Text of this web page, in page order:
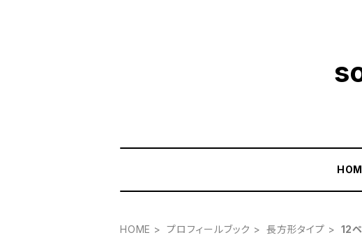
HOME プロフィールブック 長方形タイプ 12